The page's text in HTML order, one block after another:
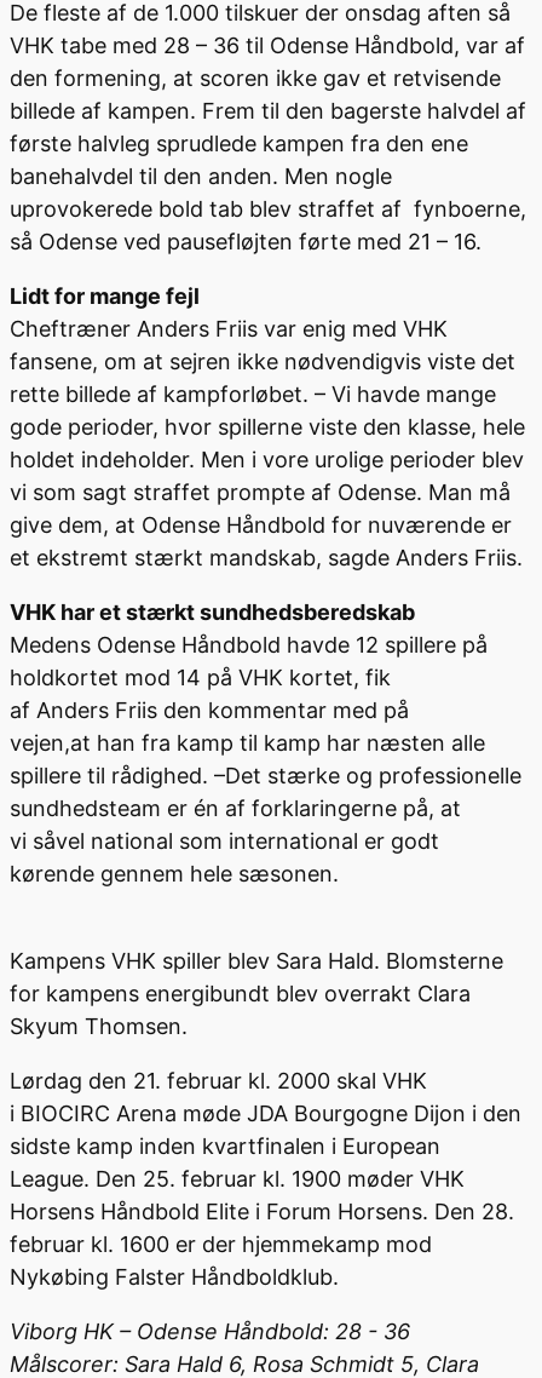
De fleste af de 1.000 tilskuer der onsdag aften så
VHK tabe med 28 – 36 til Odense Håndbold, var af
den formening, at scoren ikke gav et retvisende
billede af kampen. Frem til den bagerste halvdel af
første halvleg sprudlede kampen fra den ene
banehalvdel til den anden. Men nogle
uprovokerede bold tab blev straffet af fynboerne,
så Odense ved pausefløjten førte med 21 – 16.
Lidt for mange fejl
Cheftræner Anders Friis var enig med VHK
fansene, om at sejren ikke nødvendigvis viste det
rette billede af kampforløbet. – Vi havde mange
gode perioder, hvor spillerne viste den klasse, hele
holdet indeholder. Men i vore urolige perioder blev
vi som sagt straffet prompte af Odense. Man må
give dem, at Odense Håndbold for nuværende er
et ekstremt stærkt mandskab, sagde Anders Friis.
VHK har et stærkt sundhedsberedskab
Medens Odense Håndbold havde 12 spillere på
holdkortet mod 14 på VHK kortet, fik
af Anders Friis den kommentar med på
vejen,at han fra kamp til kamp har næsten alle
spillere til rådighed. –Det stærke og professionelle
sundhedsteam er én af forklaringerne på, at
vi såvel national som international er godt
kørende gennem hele sæsonen.
Kampens VHK spiller blev Sara Hald. Blomsterne
for kampens energibundt blev overrakt Clara
Skyum Thomsen.
Lørdag den 21. februar kl. 2000 skal VHK
i BIOCIRC Arena møde JDA Bourgogne Dijon i den
sidste kamp inden kvartfinalen i European
League. Den 25. februar kl. 1900 møder VHK
Horsens Håndbold Elite i Forum Horsens. Den 28.
februar kl. 1600 er der hjemmekamp mod
Nykøbing Falster Håndboldklub.
Viborg HK– Odense Håndbold: 28 - 36
Målscorer: Sara Hald 6, Rosa Schmidt 5, Clara